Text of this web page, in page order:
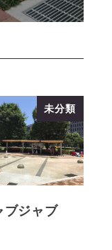
未分類
ブジャブ